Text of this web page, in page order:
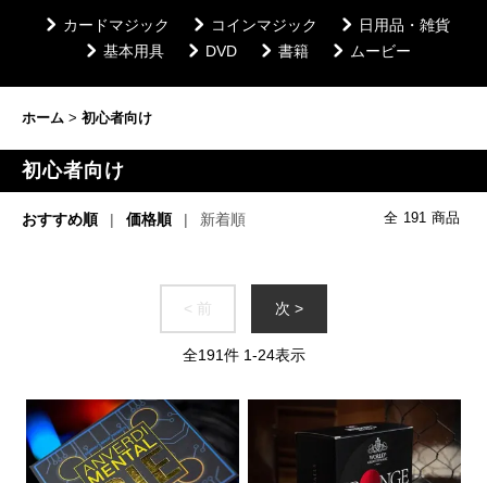
カードマジック コインマジック
日用品・雑貨
基本用具
DVD 書籍 ムービー
ホーム > 初心者向け
初心者向け
おすすめ順 価格順 新着順 全 191 商品
< 前 次 >
全191件 1-24表示